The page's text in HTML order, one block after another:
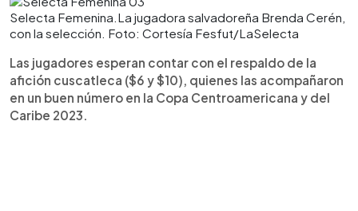
Selecta Femenina.La jugadora salvadoreña Brenda Cerén,
con la selección. Foto: Cortesía Fesfut/LaSelecta
Las jugadores esperan contar con el respaldo de la
afición cuscatleca ($6 y $10), quienes las acompañaron
en un buen número en la Copa Centroamericana y del
Caribe 2023.